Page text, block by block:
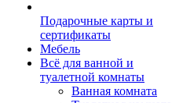
Подарочные карты и
сертификаты
Мебель
Всё для ванной и
туалетной комнаты
Ванная комната